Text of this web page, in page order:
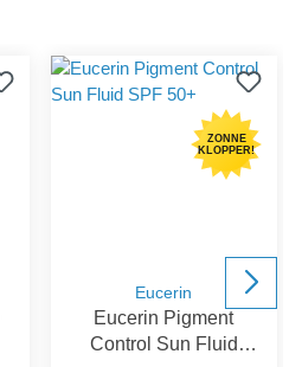
ZONNE
KLOPPER!
Eucerin
Eucerin Pigment
Control Sun Fluid